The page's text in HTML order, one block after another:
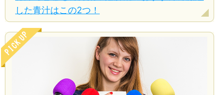
した青汁はこの2つ！